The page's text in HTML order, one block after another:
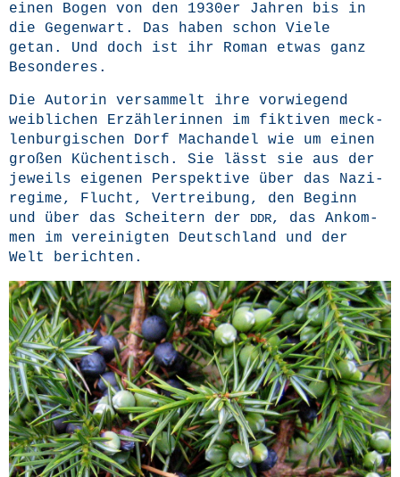
einen Bogen von den 1930er Jah­ren bis in
die Gegen­wart. Das haben schon Vie­le
getan. Und doch ist ihr Roman etwas ganz
Besonderes.
Die Autorin ver­sam­melt ihre vor­wie­gend
weib­li­chen Erzäh­le­rin­nen im fik­ti­ven meck­
len­bur­gi­schen Dorf Machan­del wie um einen
gro­ßen Küchen­tisch. Sie lässt sie aus der
jeweils eige­nen Per­spek­ti­ve über das Nazi-
regime, Flucht, Ver­trei­bung, den Beginn
und über das Schei­tern der
DDR, das Ankom­
men im ver­ei­nig­ten Deutsch­land und der
Welt berichten.